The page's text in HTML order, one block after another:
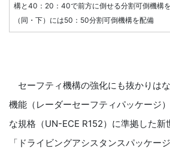
構と40：20：40で前方に倒せる分割可倒機構
（同・下）には50：50分割可倒機構を配備
セーフティ機構の強化にも抜かりは
機能（レーダーセーフティパッケージ
な規格（UN-ECE R152）に準拠した新
「ドライビングアシスタンスパッケー